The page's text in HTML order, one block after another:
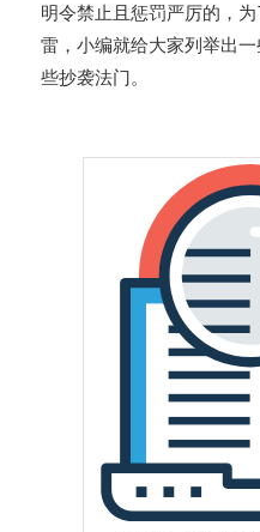
明令禁止且惩罚严厉的，
雷，小编就给大家列举出
些抄袭法门。